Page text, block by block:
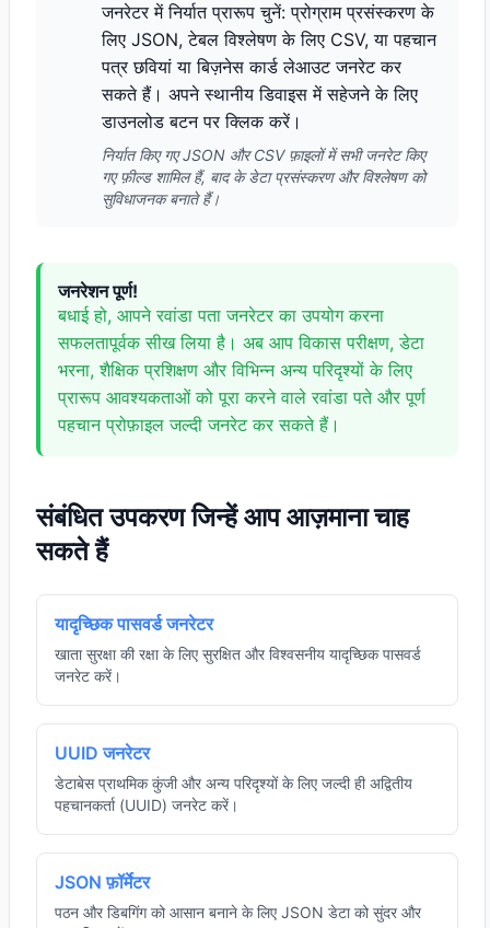
जनरेटर में निर्यात प्रारूप चुनें: प्रोग्राम प्रसंस्करण के
लिए JSON, टेबल विश्लेषण के लिए CSV, या पहचान
पत्र छवियां या बिज़नेस कार्ड लेआउट जनरेट कर
सकते हैं। अपने स्थानीय डिवाइस में सहेजने के लिए
डाउनलोड बटन पर क्लिक करें।
निर्यात किए गए JSON और CSV फ़ाइलों में सभी जनरेट किए
गए फ़ील्ड शामिल हैं, बाद के डेटा प्रसंस्करण और विश्लेषण को
सुविधाजनक बनाते हैं।
जनरेशन पूर्ण!
बधाई हो, आपने रवांडा पता जनरेटर का उपयोग करना
सफलतापूर्वक सीख लिया है। अब आप विकास परीक्षण, डेटा
भरना, शैक्षिक प्रशिक्षण और विभिन्न अन्य परिदृश्यों के लिए
प्रारूप आवश्यकताओं को पूरा करने वाले रवांडा पते और पूर्ण
पहचान प्रोफ़ाइल जल्दी जनरेट कर सकते हैं।
संबंधित उपकरण जिन्हें आप आज़माना चाह
सकते हैं
यादृच्छिक पासवर्ड जनरेटर
खाता सुरक्षा की रक्षा के लिए सुरक्षित और विश्वसनीय यादृच्छिक पासवर्ड
जनरेट करें।
UUID जनरेटर
डेटाबेस प्राथमिक कुंजी और अन्य परिदृश्यों के लिए जल्दी ही अद्वितीय
पहचानकर्ता (UUID) जनरेट करें।
JSON फ़ॉर्मेटर
पठन और डिबगिंग को आसान बनाने के लिए JSON डेटा को सुंदर और